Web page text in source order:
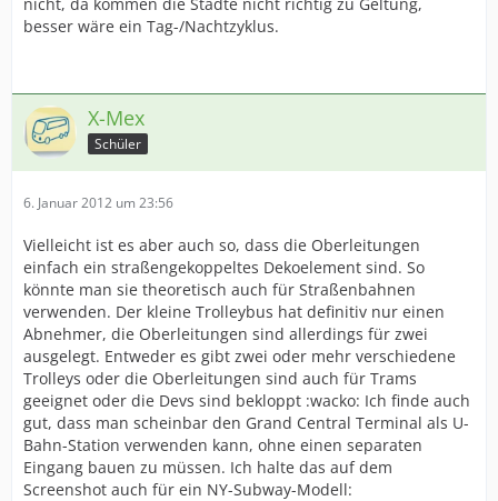
besser wäre ein Tag-/Nachtzyklus.
X-Mex
Schüler
6. Januar 2012 um 23:56
Vielleicht ist es aber auch so, dass die Oberleitungen
einfach ein straßengekoppeltes Dekoelement sind. So
könnte man sie theoretisch auch für Straßenbahnen
verwenden. Der kleine Trolleybus hat definitiv nur einen
Abnehmer, die Oberleitungen sind allerdings für zwei
ausgelegt. Entweder es gibt zwei oder mehr verschiedene
Trolleys oder die Oberleitungen sind auch für Trams
geeignet oder die Devs sind bekloppt :wacko: Ich finde auch
gut, dass man scheinbar den Grand Central Terminal als U-
Bahn-Station verwenden kann, ohne einen separaten
Eingang bauen zu müssen. Ich halte das auf dem
Screenshot auch für ein NY-Subway-Modell: